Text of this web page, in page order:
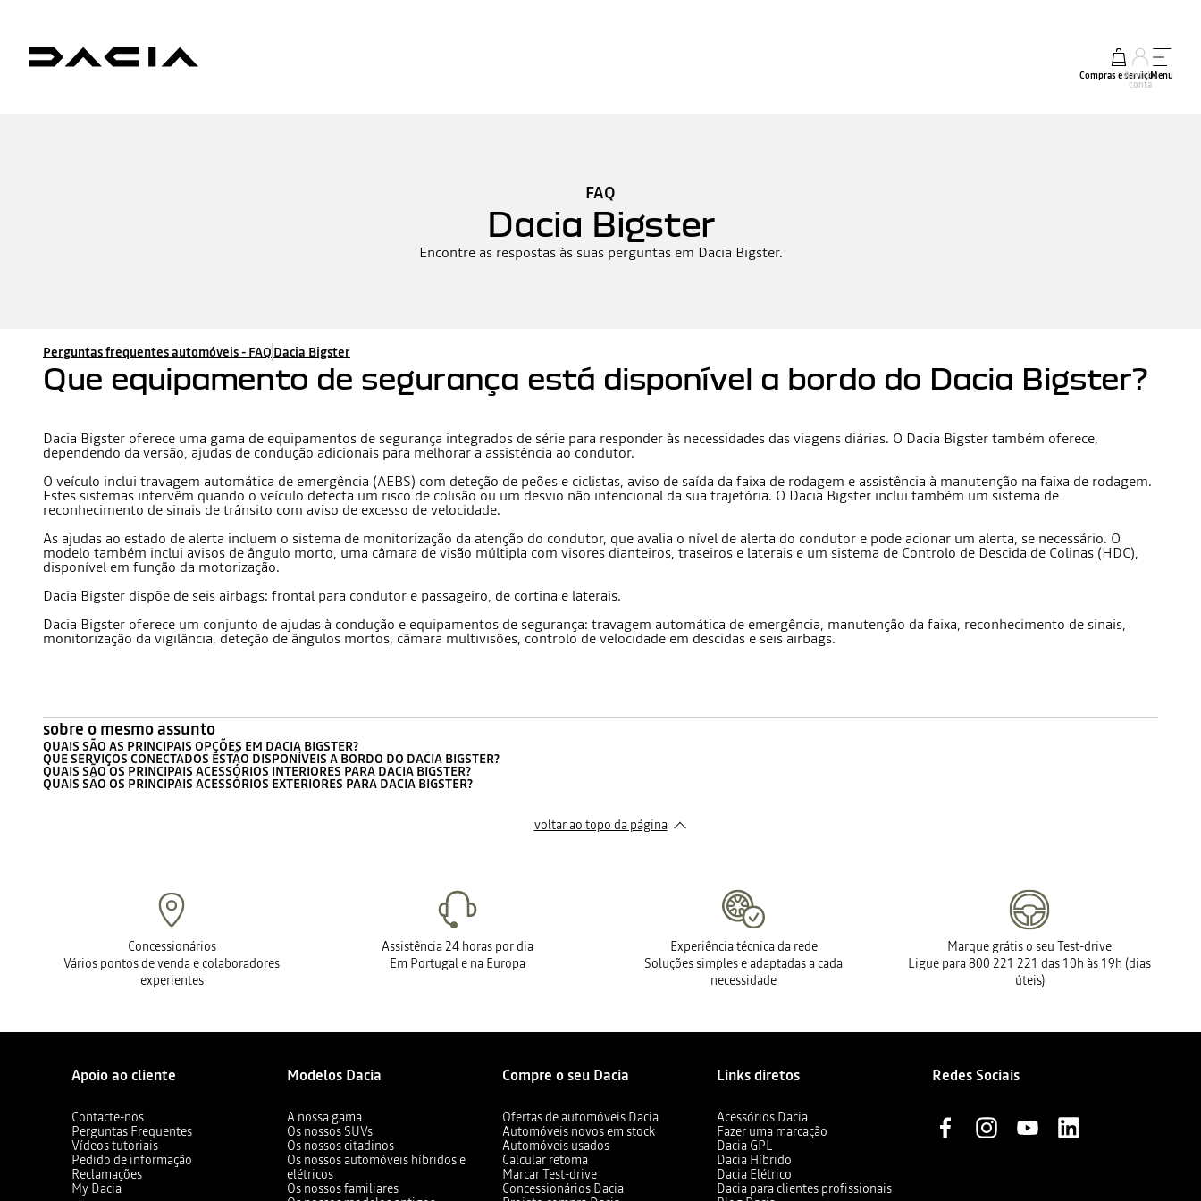
Compras e serviços
A minha
conta
Menu
FAQ
Dacia Bigster
Encontre as respostas às suas perguntas em Dacia Bigster.
Perguntas frequentes automóveis - FAQ Dacia Bigster
Que equipamento de segurança está disponível a bordo do Dacia Bigster?
Dacia Bigster oferece uma gama de equipamentos de segurança integrados de série para responder às necessidades das viagens diárias. O Dacia Bigster também oferece,
dependendo da versão, ajudas de condução adicionais para melhorar a assistência ao condutor.
O veículo inclui travagem automática de emergência (AEBS) com deteção de peões e ciclistas, aviso de saída da faixa de rodagem e assistência à manutenção na faixa de rodagem.
Estes sistemas intervêm quando o veículo detecta um risco de colisão ou um desvio não intencional da sua trajetória. O Dacia Bigster inclui também um sistema de
reconhecimento de sinais de trânsito com aviso de excesso de velocidade.
As ajudas ao estado de alerta incluem o sistema de monitorização da atenção do condutor, que avalia o nível de alerta do condutor e pode acionar um alerta, se necessário. O
modelo também inclui avisos de ângulo morto, uma câmara de visão múltipla com visores dianteiros, traseiros e laterais e um sistema de Controlo de Descida de Colinas (HDC),
disponível em função da motorização.
Dacia Bigster dispõe de seis airbags: frontal para condutor e passageiro, de cortina e laterais.
Dacia Bigster oferece um conjunto de ajudas à condução e equipamentos de segurança: travagem automática de emergência, manutenção da faixa, reconhecimento de sinais,
monitorização da vigilância, deteção de ângulos mortos, câmara multivisões, controlo de velocidade em descidas e seis airbags.
sobre o mesmo assunto
QUAIS SÃO AS PRINCIPAIS OPÇÕES EM DACIA BIGSTER?
QUE SERVIÇOS CONECTADOS ESTÃO DISPONÍVEIS A BORDO DO DACIA BIGSTER?
QUAIS SÃO OS PRINCIPAIS ACESSÓRIOS INTERIORES PARA DACIA BIGSTER?
QUAIS SÃO OS PRINCIPAIS ACESSÓRIOS EXTERIORES PARA DACIA BIGSTER?
voltar ao topo da página
Concessionários
Vários pontos de venda e colaboradores
experientes
Assistência 24 horas por dia
Em Portugal e na Europa
Experiência técnica da rede
Soluções simples e adaptadas a cada
necessidade
Marque grátis o seu Test-drive
Ligue para 800 221 221 das 10h às 19h (dias
úteis)
Apoio ao cliente
Contacte-nos
Perguntas Frequentes
Vídeos tutoriais
Pedido de informação
Reclamações
My Dacia
Modelos Dacia
A nossa gama
Os nossos SUVs
Os nossos citadinos
Os nossos automóveis híbridos e
elétricos
Os nossos familiares
Compre o seu Dacia
Ofertas de automóveis Dacia
Automóveis novos em stock
Automóveis usados
Calcular retoma
Marcar Test-drive
Concessionários Dacia
Links diretos
Acessórios Dacia
Fazer uma marcação
Dacia GPL
Dacia Híbrido
Dacia Elétrico
Dacia para clientes profissionais
Redes Sociais